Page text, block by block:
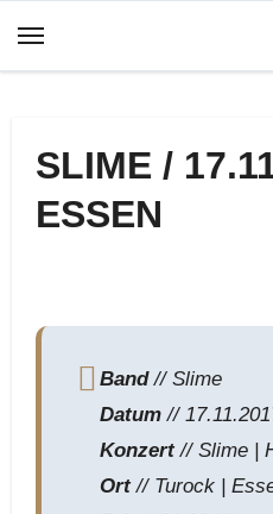
Inhalt
SLIME /
ESSEN
Band// Slime
Datum//
Konzert// Slime |
Ort// Turock |